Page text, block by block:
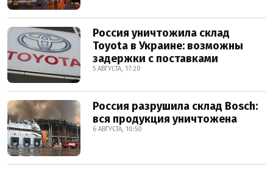
Россия уничтожила склад
Toyota в Украине: возможны
задержки с поставками
5 АВГУСТА, 17:20
Россия разрушила склад Bosch:
вся продукция уничтожена
6 АВГУСТА, 10:50